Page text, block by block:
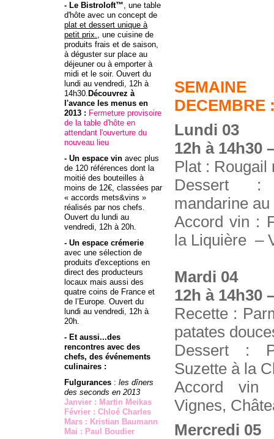
- Le Bistroloft™, une table
d'hôte avec un concept de
plat et dessert unique à
petit prix., une cuisine de
produits frais et de saison,
à déguster sur place au
déjeuner ou à emporter à
midi et le soir. Ouvert du
lundi au vendredi, 12h à
14h30. Découvrez à
l'avance les menus en
2013 : Fermeture provisoire
de la table d'hôte en
attendant l'ouverture du
nouveau lieu
- Un espace vin avec plus
de 120 références dont la
moitié des bouteilles à
moins de 12€, classées par
« accords mets&vins »
réalisés par nos chefs.
Ouvert du lundi au
vendredi, 12h à 20h.
- Un espace crémerie
avec une sélection de
produits d'exceptions en
direct des producteurs
locaux mais aussi des
quatre coins de France et
de l’Europe. Ouvert du
lundi au vendredi, 12h à
20h.
- Et aussi...des
rencontres avec des
chefs, des événements
culinaires :
Fulgurances : les dîners
des seconds en 2013
Janvier : Martin Meikas
Février : Chloé Charles
Mars : Kristian Baumann
Mai : Paul Boudier
DECEMBRE
Lundi 03
12h à 14h30
Plat : Rougail
Dessert :
mandarine
Accord vin :
la Liquière –
Mardi 04
12h à 14h30
Recette :
patates
Dessert :
Suzette à la
Accord vin
Vignes,
Mercredi 05